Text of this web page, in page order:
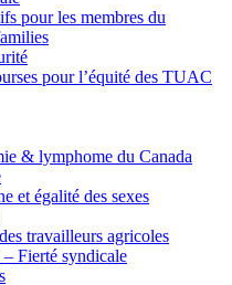
pour les membres du
pour l’équité des TUAC
& lymphome du Canada
et égalité des sexes
travailleurs agricoles
Fierté syndicale